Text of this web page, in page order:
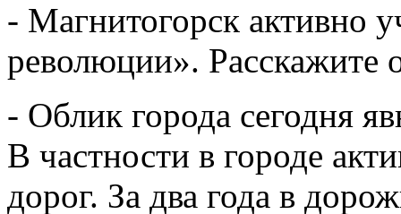
- Магнитогорск активно
революции». Расскажите
- Облик города сегодня
В частности в городе
дорог. За два года в